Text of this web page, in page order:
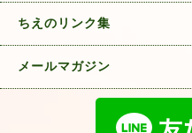
ちえのリンク集
メールマガジン